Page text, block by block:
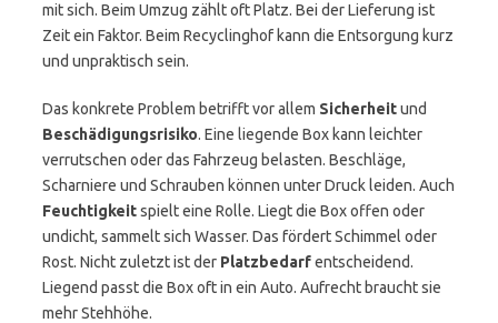
mit sich. Beim Umzug zählt oft Platz. Bei der Lieferung ist
Zeit ein Faktor. Beim Recyclinghof kann die Entsorgung kurz
und unpraktisch sein.
Das konkrete Problem betrifft vor allem Sicherheitund
Beschädigungsrisiko. Eine liegende Box kann leichter
verrutschen oder das Fahrzeug belasten. Beschläge,
Scharniere und Schrauben können unter Druck leiden. Auch
Feuchtigkeitspielt eine Rolle. Liegt die Box offen oder
undicht, sammelt sich Wasser. Das fördert Schimmel oder
Rost. Nicht zuletzt ist der Platzbedarfentscheidend.
Liegend passt die Box oft in ein Auto. Aufrecht braucht sie
mehr Stehhöhe.